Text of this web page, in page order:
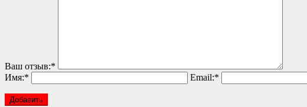
Ваш отзыв:*
Имя:* Email:*